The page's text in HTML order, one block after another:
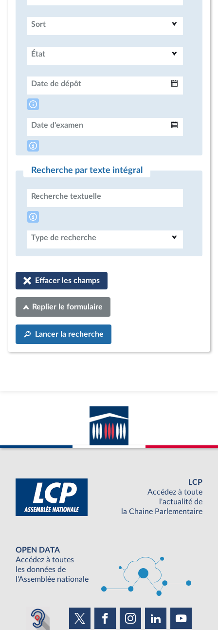
Sort
État
Date de dépôt
Date d'examen
Recherche par texte intégral
Recherche textuelle
Type de recherche
Effacer les champs
Replier le formulaire
Lancer la recherche
LCP
Accédez à toute
l'actualité de
la Chaine Parlementaire
OPEN DATA
Accédez à toutes
les données de
l'Assemblée nationale